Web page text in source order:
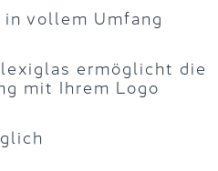
in vollem Umfang
ermöglicht die
mit Ihrem Logo